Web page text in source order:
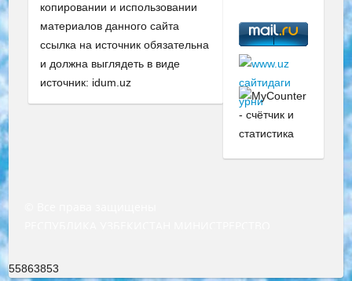
копировании и использовании
материалов данного сайта
ссылка на источник обязательна
и должна выглядеть в виде
источник: idum.uz
55863853